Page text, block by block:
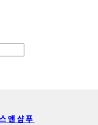
앤샴푸